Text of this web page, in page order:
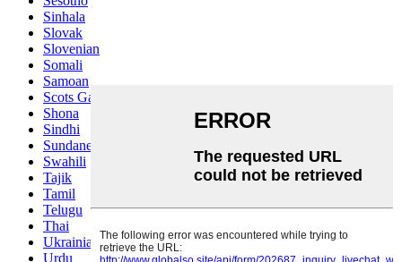
Sinhala
Slovak
Slovenian
Somali
Samoan
Scots Gaelic
Shona
Sindhi
Sundanese
Swahili
Tajik
Tamil
Telugu
Thai
Ukrainian
Urdu